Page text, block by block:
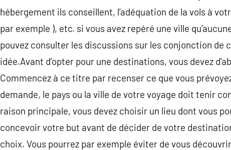
hébergement ils conseillent, l’adéquation de la vols à
par exemple ), etc. si vous avez repéré une ville
pouvez consulter les discussions sur les conjonction de
idée.Avant d’opter pour une destinations, vous devez
Commencez à ce titre par recenser ce que vous
demande, le pays ou la ville de votre voyage doit tenir
raison principale, vous devez choisir un lieu dont vous
concevoir votre but avant de décider de votre
choix. Vous pourrez par exemple éviter de vous